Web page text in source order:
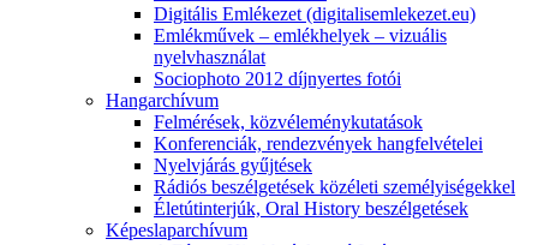
Digitális Emlékezet (digitalisemlekezet.eu)
Emlékművek – emlékhelyek – vizuális
nyelvhasználat
Sociophoto 2012 díjnyertes fotói
Hangarchívum
Felmérések, közvéleménykutatások
Konferenciák, rendezvények hangfelvételei
Nyelvjárás gyűjtések
Rádiós beszélgetések közéleti személyiségekkel
Életútinterjúk, Oral History beszélgetések
Képeslaparchívum